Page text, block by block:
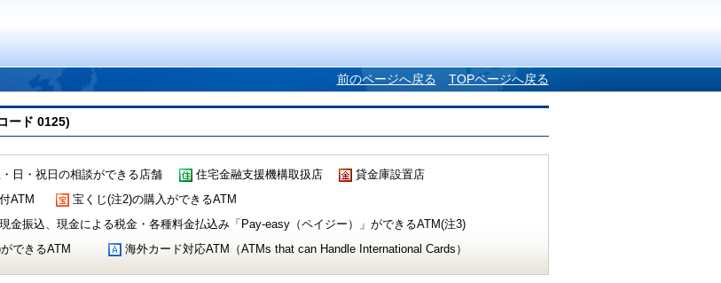
前のページへ戻る TOPページへ戻る
ード 0125)
日・祝日の相談ができる店舗 住宅金融支援機構取扱店
貸金庫設置店
ATM
宝くじ(注2)の購入ができるATM
金振込、現金による税金・各種料金払込み「Pay-easy（ペイジー）」ができるATM(注3)
できるATM
海外カード対応ATM（ATMs that can Handle International Cards）